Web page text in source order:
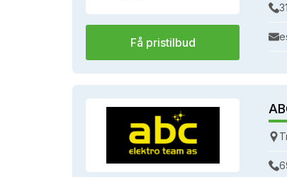
Få pristilbud